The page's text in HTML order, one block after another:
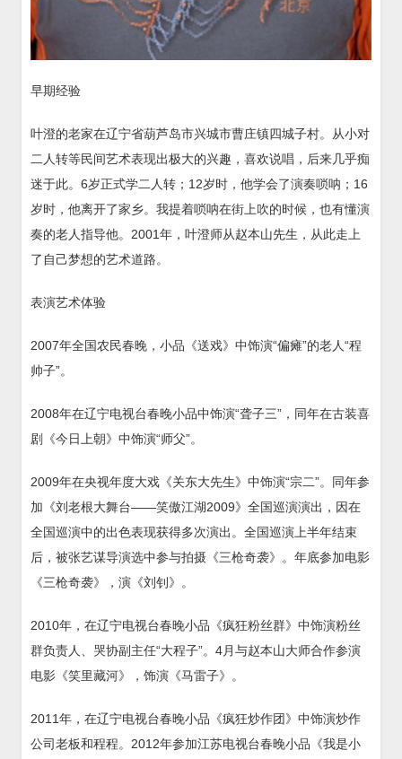
早期经验
叶澄的老家在辽宁省葫芦岛市兴城市曹庄镇四城子村。从小对
二人转等民间艺术表现出极大的兴趣，喜欢说唱，后来几乎痴
迷于此。6岁正式学二人转；12岁时，他学会了演奏唢呐；16
岁时，他离开了家乡。我提着唢呐在街上吹的时候，也有懂演
奏的老人指导他。2001年，叶澄师从赵本山先生，从此走上
了自己梦想的艺术道路。
表演艺术体验
2007年全国农民春晚，小品《送戏》中饰演“偏瘫”的老人“程
帅子”。
2008年在辽宁电视台春晚小品中饰演“聋子三”，同年在古装喜
剧《今日上朝》中饰演“师父”。
2009年在央视年度大戏《关东大先生》中饰演“宗二”。同年参
加《刘老根大舞台——笑傲江湖2009》全国巡演演出，因在
全国巡演中的出色表现获得多次演出。全国巡演上半年结束
后，被张艺谋导演选中参与拍摄《三枪奇袭》。年底参加电影
《三枪奇袭》，演《刘钊》。
2010年，在辽宁电视台春晚小品《疯狂粉丝群》中饰演粉丝
群负责人、哭协副主任“大程子”。4月与赵本山大师合作参演
电影《笑里藏河》，饰演《马雷子》。
2011年，在辽宁电视台春晚小品《疯狂炒作团》中饰演炒作
公司老板和程程。2012年参加江苏电视台春晚小品《我是小